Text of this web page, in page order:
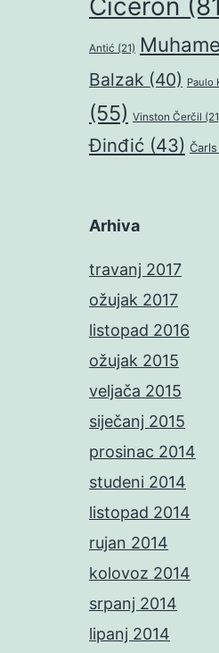
Antić (21)
Balzak (40) Paulo
(55) Vinston Čerčil
Đinđić (43)
Arhiva
travanj 2017
ožujak 2017
listopad 2016
ožujak 2015
veljača 2015
siječanj 2015
prosinac 2014
studeni 2014
listopad 2014
rujan 2014
kolovoz 2014
srpanj 2014
lipanj 2014